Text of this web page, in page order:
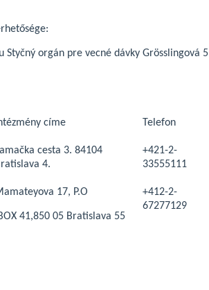
orgán pre vecné dávky Grösslingová 5
címe Telefon
cesta 3. 84104
4.
+421-2-
33555111
17, P.O
41,850 05 Bratislava 55
+412-2-
67277129